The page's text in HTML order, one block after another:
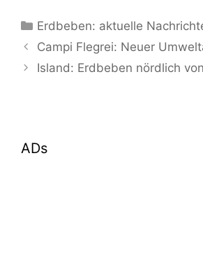
Kategorien
Erdbeben: aktuelle
Campi Flegrei: Neuer
Island: Erdbeben nördlich
ADs